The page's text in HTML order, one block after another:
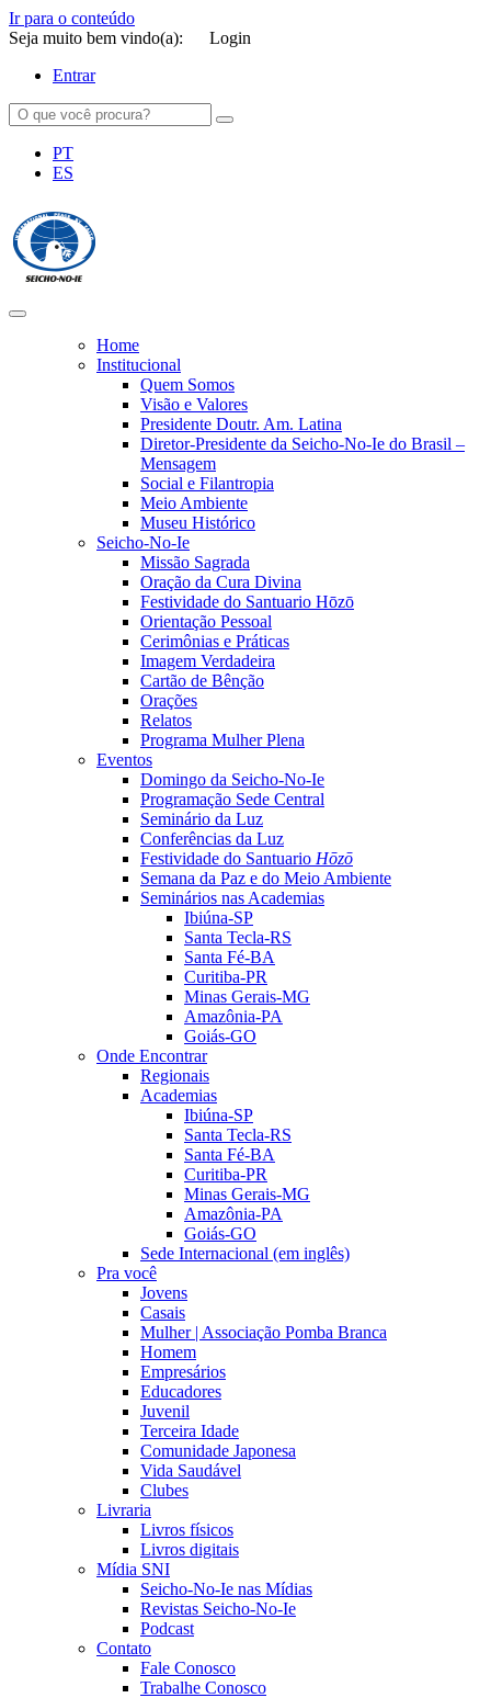
Ir para o conteúdo
Seja muito bem vindo(a):
Login
Entrar
PT
ES
Home
Institucional
Quem Somos
Visão e Valores
Presidente Doutr. Am. Latina
Diretor-Presidente da Seicho-No-Ie do Brasil –
Mensagem
Social e Filantropia
Meio Ambiente
Museu Histórico
Seicho-No-Ie
Missão Sagrada
Oração da Cura Divina
Festividade do Santuario Hōzō
Orientação Pessoal
Cerimônias e Práticas
Imagem Verdadeira
Cartão de Bênção
Orações
Relatos
Programa Mulher Plena
Eventos
Domingo da Seicho-No-Ie
Programação Sede Central
Seminário da Luz
Conferências da Luz
Festividade do Santuario Hōzō
Semana da Paz e do Meio Ambiente
Seminários nas Academias
Ibiúna-SP
Santa Tecla-RS
Santa Fé-BA
Curitiba-PR
Minas Gerais-MG
Amazônia-PA
Goiás-GO
Onde Encontrar
Regionais
Academias
Ibiúna-SP
Santa Tecla-RS
Santa Fé-BA
Curitiba-PR
Minas Gerais-MG
Amazônia-PA
Goiás-GO
Sede Internacional (em inglês)
Pra você
Jovens
Casais
Mulher | Associação Pomba Branca
Homem
Empresários
Educadores
Juvenil
Terceira Idade
Comunidade Japonesa
Vida Saudável
Clubes
Livraria
Livros físicos
Livros digitais
Mídia SNI
Seicho-No-Ie nas Mídias
Revistas Seicho-No-Ie
Podcast
Contato
Fale Conosco
Trabalhe Conosco